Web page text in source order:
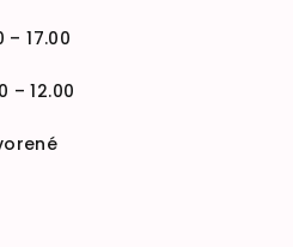
17.00